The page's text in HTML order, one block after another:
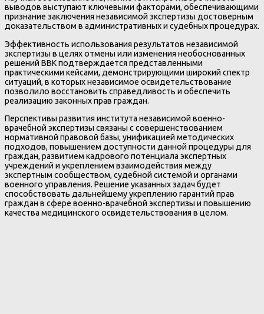
выводов выступают ключевыми факторами, обеспечивающими
признание заключения независимой экспертизы достоверным
доказательством в административных и судебных процедурах.
Эффективность использования результатов независимой
экспертизы в целях отмены или изменения необоснованных
решений ВВК подтверждается представленными
практическими кейсами, демонстрирующими широкий спектр
ситуаций, в которых независимое освидетельствование
позволило восстановить справедливость и обеспечить
реализацию законных прав граждан.
Перспективы развития института независимой военно-
врачебной экспертизы связаны с совершенствованием
нормативной правовой базы, унификацией методических
подходов, повышением доступности данной процедуры для
граждан, развитием кадрового потенциала экспертных
учреждений и укреплением взаимодействия между
экспертным сообществом, судебной системой и органами
военного управления. Решение указанных задач будет
способствовать дальнейшему укреплению гарантий прав
граждан в сфере военно-врачебной экспертизы и повышению
качества медицинского освидетельствования в целом.